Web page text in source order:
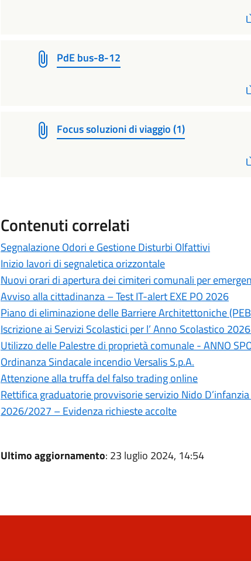
PdE bus-8-12
Focus soluzioni di viaggio (1)
Contenuti correlati
Segnalazione Odori e Gestione Disturbi Olfattivi
Inizio lavori di segnaletica orizzontale
Nuovi orari di apertura dei cimiteri comunali per
Avviso alla cittadinanza – Test IT-alert EXE PO 2026
Piano di eliminazione delle Barriere Architettoniche
Iscrizione ai Servizi Scolastici per l’ Anno Scolastico
Utilizzo delle Palestre di proprietà comunale - ANNO
Ordinanza Sindacale incendio Versalis S.p.A.
Attenzione alla truffa del falso trading online
Rettifica graduatorie provvisorie servizio Nido
2026/2027 – Evidenza richieste accolte
Ultimo aggiornamento: 23 luglio 2024, 14:54